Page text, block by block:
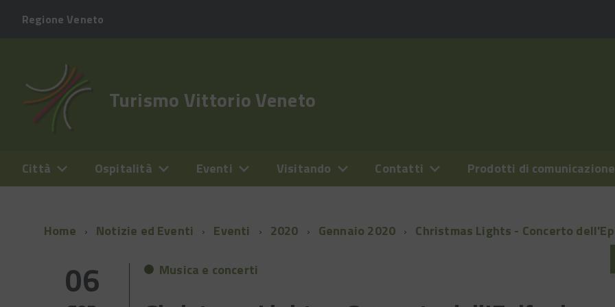
Regione Veneto
Turismo Vittorio Veneto
Città Ospitalità Eventi Visitando Contatti Prodotti di comunicazione
Home Notizie ed Eventi Eventi 2020 Gennaio 2020 Christmas Lights - Concerto
06 Musica e concerti